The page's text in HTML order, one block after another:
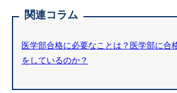
関連コラム
医学部合格に必要なことは？医学部に合
をしているのか？